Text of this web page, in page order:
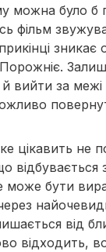
можна було б
фільм
зникає
вийти за межі
цікавить не
відбувається
може бути
від
відходить,